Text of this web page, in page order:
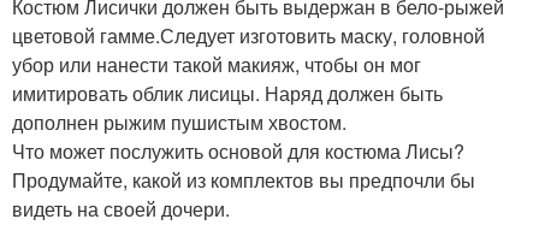
Костюм Лисички должен быть выдержан в бело-рыжей
цветовой гамме.Следует изготовить маску, головной
убор или нанести такой макияж, чтобы он мог
имитировать облик лисицы. Наряд должен быть
дополнен рыжим пушистым хвостом.
Что может послужить основой для костюма Лисы?
Продумайте, какой из комплектов вы предпочли бы
видеть на своей дочери.